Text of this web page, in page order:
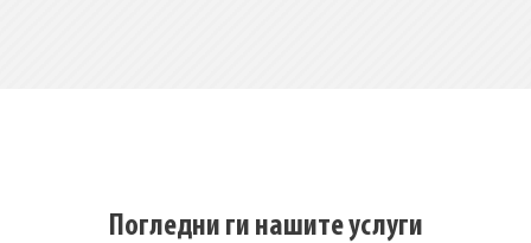
Погледни ги нашите услуги